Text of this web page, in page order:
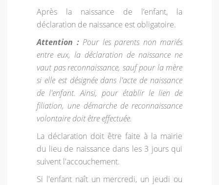
Après la naissance de l’enfant, la
déclaration de naissance est obligatoire.
Attention :Pour les parents non mariés
entre eux, la déclaration de naissance ne
vaut pas reconnaissance, sauf pour la mère
si elle est désignée dans l'acte de naissance
de l'enfant. Ainsi, pour établir le lien de
filiation, une démarche de reconnaissance
volontaire doit être effectuée.
La déclaration doit être faite à la mairie
du lieu de naissance dans les 3 jours qui
suivent l'accouchement.
Si l'enfant naît un mercredi, un jeudi ou